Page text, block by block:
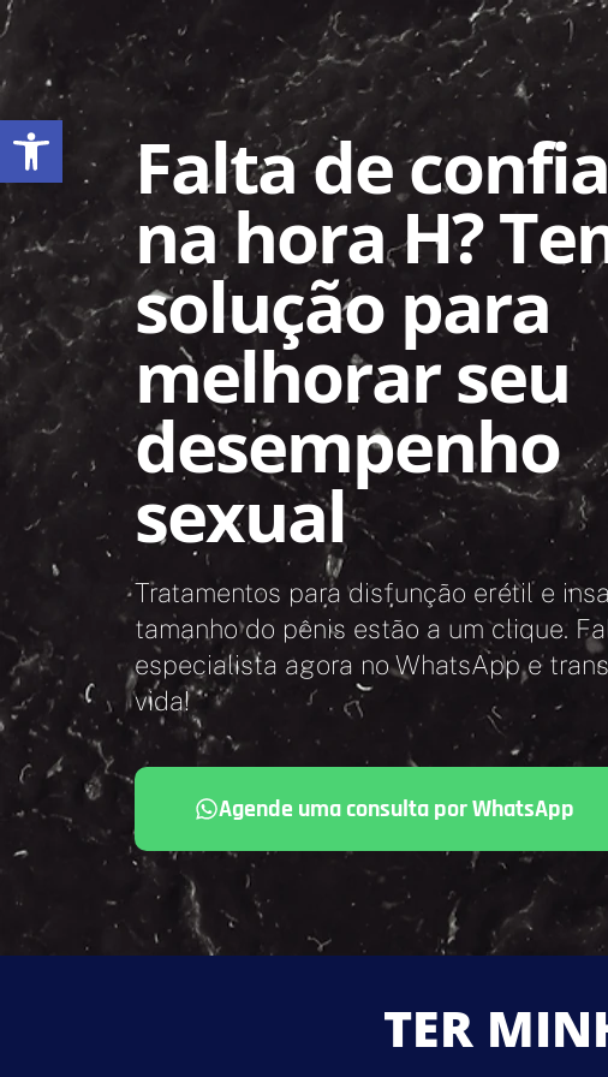
Abrir a barra de ferramentasFalta de
na hora H?
solução para
melhorar seu
desempenho
sexual
Tratamentos para disfunção erétil e
tamanho do pênis estão a um clique.
especialista agora no WhatsApp e
vida!
Agende uma consulta por WhatsApp
TER